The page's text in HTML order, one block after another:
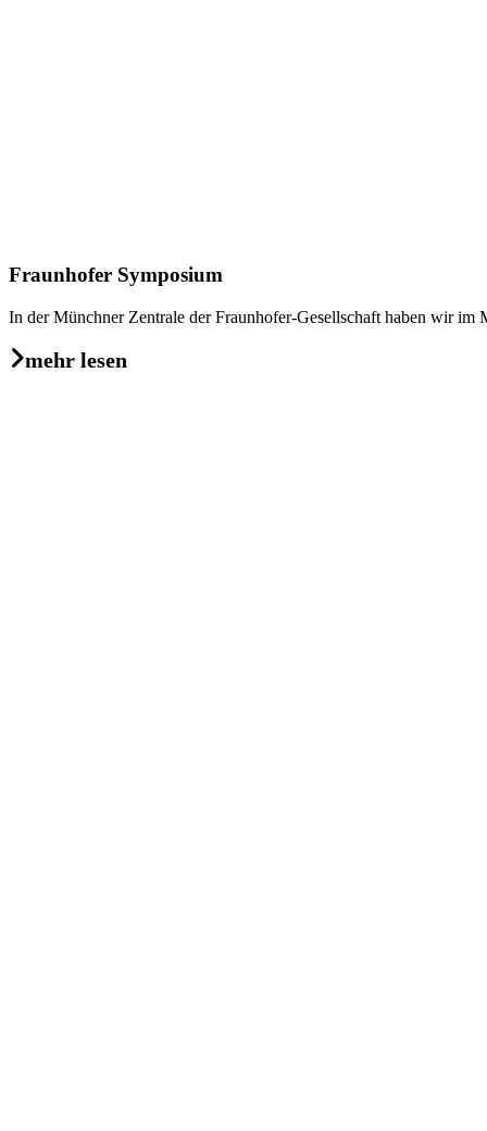
Fraunhofer Symposium
In der Münchner Zentrale der Fraunhofer-Gesellschaft haben wir
mehr lesen